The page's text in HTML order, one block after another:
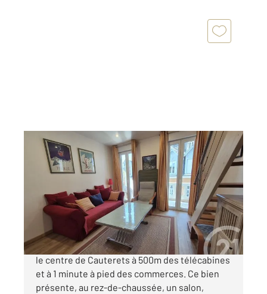
CAUTERETS 65
28,62 m2, 2 pièces
Ref : 4285
Appartement F2 Bis à vendre
139 100 €
IDEAL appartement de type T2 Bis situé dans
le centre de Cauterets à 500m des télécabines
et à 1 minute à pied des commerces. Ce bien
présente, au rez-de-chaussée, un salon,